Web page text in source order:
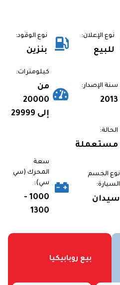
نوع الإعلان:
للبيع
نوع الوقود:
بنزين
سنة الإصدار:
2013
كيلومترات:
من
20000
إلى 29999
الحالة:
مستعملة
نوع الجسم
السيارة:
سيدان
سعة
المحرك (سي
سي):
1000 -
1300
بيع روبابيكيا